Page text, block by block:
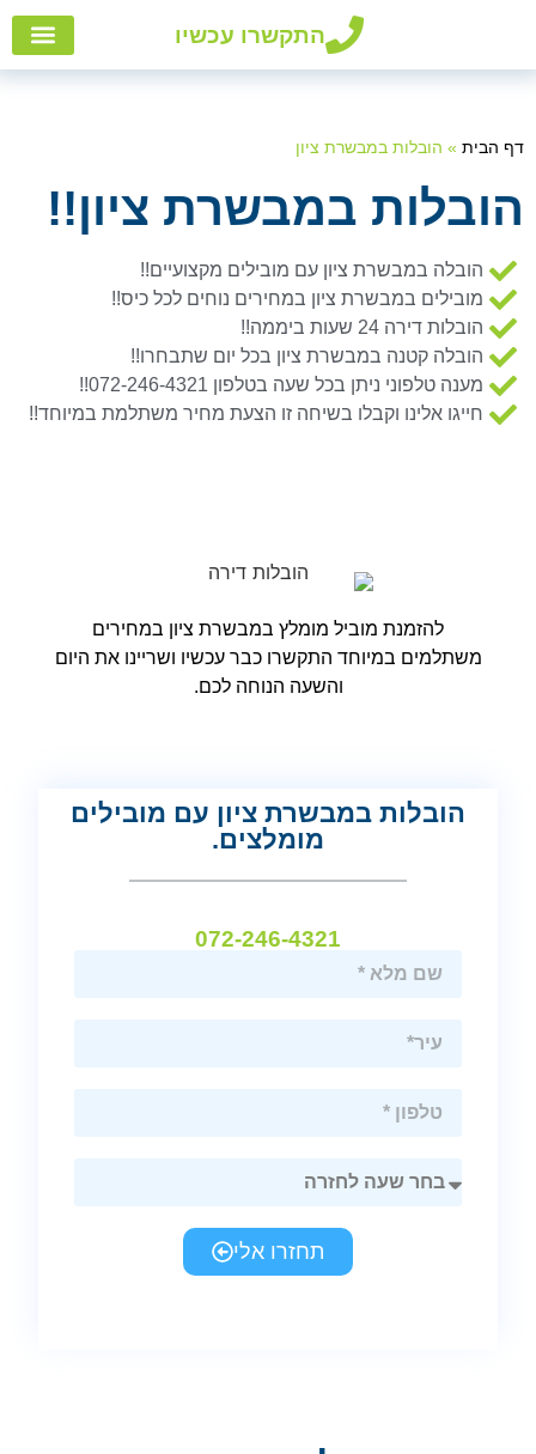
התקשרו עכשיו
דף הבית » הובלות במבשרת ציון
הובלות במבשרת ציון!!
הובלה במבשרת ציון עם מובילים מקצועיים!!
מובילים במבשרת ציון במחירים נוחים לכל כיס!!
הובלות דירה 24 שעות ביממה!!
הובלה קטנה במבשרת ציון בכל יום שתבחרו!!
מענה טלפוני ניתן בכל שעה בטלפון 072-246-4321!!
חייגו אלינו וקבלו בשיחה זו הצעת מחיר משתלמת במיוחד!!
להזמנת מוביל מומלץ במבשרת ציון במחירים
משתלמים במיוחד התקשרו כבר עכשיו ושריינו את היום
והשעה הנוחה לכם.
הובלות במבשרת ציון עם מובילים
מומלצים.
072-246-4321
תחזרו אלי